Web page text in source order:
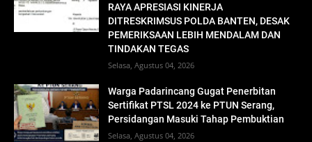
RAYA APRESIASI KINERJA
DITRESKRIMSUS POLDA BANTEN, DESAK
PEMERIKSAAN LEBIH MENDALAM DAN
TINDAKAN TEGAS
Selasa, Agustus 04, 2026
Warga Padarincang Gugat Penerbitan
Sertifikat PTSL 2024 ke PTUN Serang,
Persidangan Masuki Tahap Pembuktian
Selasa, Agustus 04, 2026